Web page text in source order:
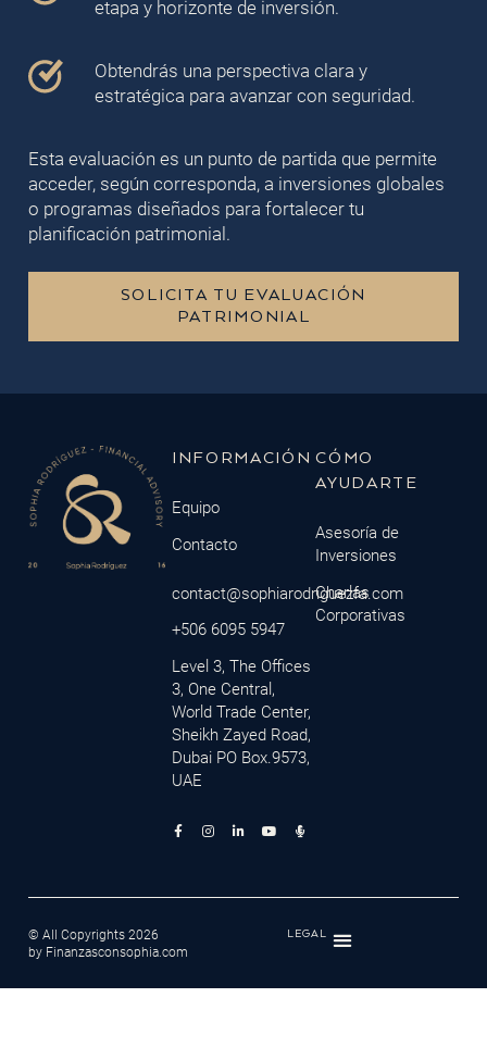
etapa y horizonte de inversión.
Obtendrás una perspectiva clara y
estratégica para avanzar con seguridad.
Esta evaluación es un punto de partida que permite
acceder, según corresponda, a inversiones globales
o programas diseñados para fortalecer tu
planificación patrimonial.
SOLICITA TU EVALUACIÓN
PATRIMONIAL
INFORMACIÓN
Equipo
Contacto
contact@sophiarodriguezfa.com
+506 6095 5947
Level 3, The Offices
3, One Central,
World Trade Center,
Sheikh Zayed Road,
Dubai PO Box.9573,
UAE
CÓMO
AYUDARTE
Asesoría de
Inversiones
Charlas
Corporativas
© All Copyrights 2026
by Finanzasconsophia.com
LEGAL